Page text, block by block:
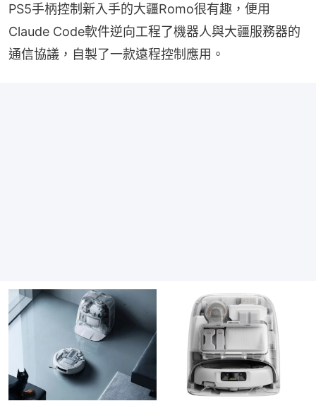
PS5手柄控制新入手的大疆Romo很有趣，便用
Claude Code軟件逆向工程了機器人與大疆服務器的
通信協議，自製了一款遠程控制應用。